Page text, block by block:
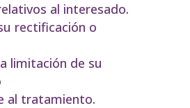
al interesado.
rectificación o
limitación de su
al tratamiento.